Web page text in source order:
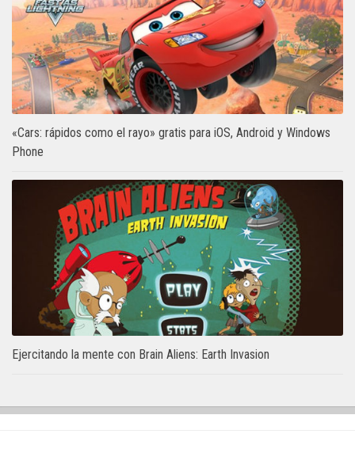
«Cars: rápidos como el rayo» gratis para iOS, Android y Windows
Phone
Ejercitando la mente con Brain Aliens: Earth Invasion